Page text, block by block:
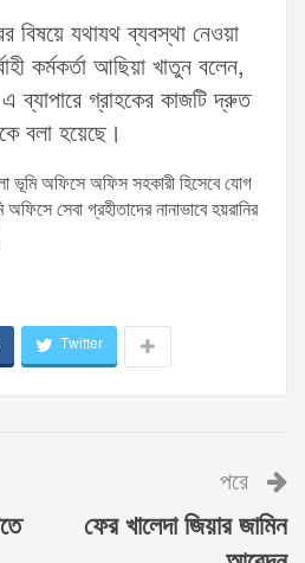
বিষয়ে যথাযথ ব্যবস্থা নেওয়া
কর্মকর্তা আছিয়া খাতুন বলেন,
ব্যাপারে গ্রাহকের কাজটি দ্রুত
বলা হয়েছে।
ভূমি অফিসে অফিস সহকারী হিসেবে যোগ
সেবা গ্রহীতাদের নানাভাবে হয়রানির
Twitter
পরে
ফের খালেদা জিয়ার জামিন